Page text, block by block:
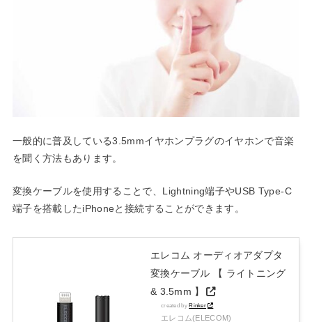
一般的に普及している3.5mmイヤホンプラグのイヤホンで音楽
を聞く方法もあります。
変換ケーブルを使用することで、Lightning端子やUSB Type-C
端子を搭載したiPhoneと接続することができます。
エレコム オーディオアダプタ
変換ケーブル 【 ライトニング
& 3.5mm 】
created byRinker
エレコム(ELECOM)